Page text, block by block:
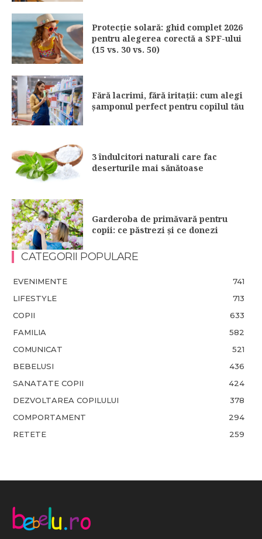
Protecție solară: ghid complet 2026
pentru alegerea corectă a SPF-ului
(15 vs. 30 vs. 50)
Fără lacrimi, fără iritații: cum alegi
șamponul perfect pentru copilul tău
3 îndulcitori naturali care fac
deserturile mai sănătoase
Garderoba de primăvară pentru
copii: ce păstrezi și ce donezi
CATEGORII POPULARE
EVENIMENTE
741
LIFESTYLE
713
COPII
633
FAMILIA
582
COMUNICAT
521
BEBELUSI
436
SANATATE COPII
424
DEZVOLTAREA COPILULUI
378
COMPORTAMENT
294
RETETE
259